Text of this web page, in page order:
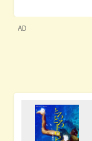
AD